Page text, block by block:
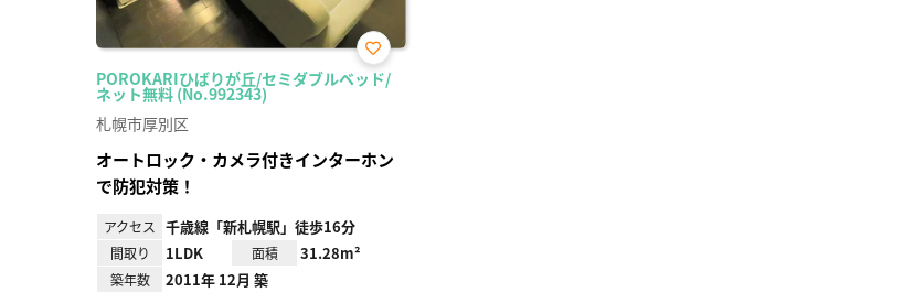
POROKARIひばりが丘/セミダブルベッド/
ネット無料 (No.992343)
お気
に入
札幌市厚別区
オートロック・カメラ付きインターホン
で防犯対策！
アクセス 千歳線「新札幌駅」徒歩16分
間取り 1LDK 面積 31.28m²
築年数 2011年 12月 築